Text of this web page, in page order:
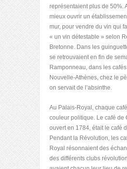
représentaient plus de 50%.
mieux ouvrir un
mur, pour vendre du vin qui
« un vin détestable » selon
Bretonne. Dans les
se retrouvaient en fin de
Ramponneau, dans les
Nouvelle-Athènes, chez le
on servait de l’absinthe.
Au Palais-Royal, chaque
couleur politique. Le café de
ouvert en 1784, était le café
Pendant la Révolution, les
Royal résonnaient des
des différents clubs